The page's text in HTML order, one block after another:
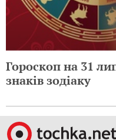
Гороскоп на 31
знаків зодіаку